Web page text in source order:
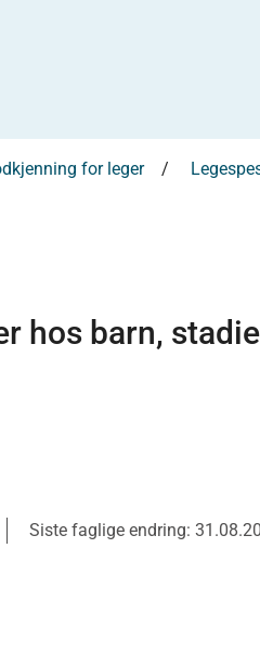
for leger
hos barn,
Siste faglige endring: